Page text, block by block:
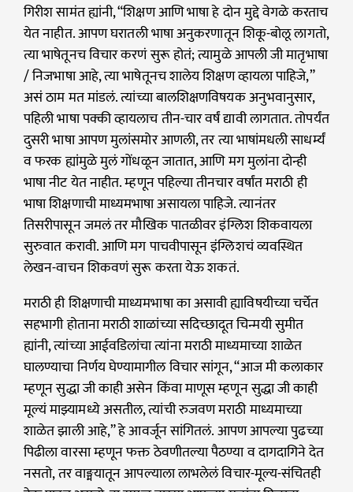
गिरीश सामंत ह्यांनी, “शिक्षण आणि भाषा हे दोन मुद्दे वेगळे करताच
येत नाहीत. आपण घरातली भाषा अनुकरणातून शिकू-बोलू लागतो,
त्या भाषेतूनच विचार करणं सुरू होतं; त्यामुळे आपली जी मातृभाषा
/ निजभाषा आहे, त्या भाषेतूनच शालेय शिक्षण व्हायला पाहिजे,”
असं ठाम मत मांडलं. त्यांच्या बालशिक्षणविषयक अनुभवानुसार,
पहिली भाषा पक्की व्हायलाच तीन-चार वर्षं द्यावी लागतात. तोपर्यंत
दुसरी भाषा आपण मुलांसमोर आणली, तर त्या भाषांमधली साधर्म्यं
व फरक ह्यांमुळे मुलं गोंधळून जातात, आणि मग मुलांना दोन्ही
भाषा नीट येत नाहीत. म्हणून पहिल्या तीनचार वर्षांत मराठी ही
भाषा शिक्षणाची माध्यमभाषा असायला पाहिजे. त्यानंतर
तिसरीपासून जमलं तर मौखिक पातळीवर इंग्लिश शिकवायला
सुरुवात करावी. आणि मग पाचवीपासून इंग्लिशचं व्यवस्थित
लेखन-वाचन शिकवणं सुरू करता येऊ शकतं.
मराठी ही शिक्षणाची माध्यमभाषा का असावी ह्याविषयीच्या चर्चेत
सहभागी होताना मराठी शाळांच्या सदिच्छादूत चिन्मयी सुमीत
ह्यांनी, त्यांच्या आईवडिलांचा त्यांना मराठी माध्यमाच्या शाळेत
घालण्याचा निर्णय घेण्यामागील विचार सांगून, “आज मी कलाकार
म्हणून सुद्धा जी काही असेन किंवा माणूस म्हणून सुद्धा जी काही
मूल्यं माझ्यामध्ये असतील, त्यांची रुजवण मराठी माध्यमाच्या
शाळेत झाली आहे,” हे आवर्जून सांगितलं. आपण आपल्या पुढच्या
पिढीला वारसा म्हणून फक्त ठेवणीतल्या पैठण्या व दागदागिने देत
नसतो, तर वाङ्मयातून आपल्याला लाभलेलं विचार-मूल्य-संचितही